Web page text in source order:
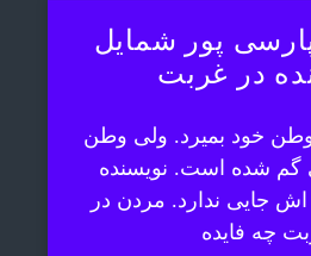
پور شمایل
در غربت
وطن خود بمیرد. ولی وطن
گم شده است. نویسنده
اش جایی ندارد. مردن در
چه فایده